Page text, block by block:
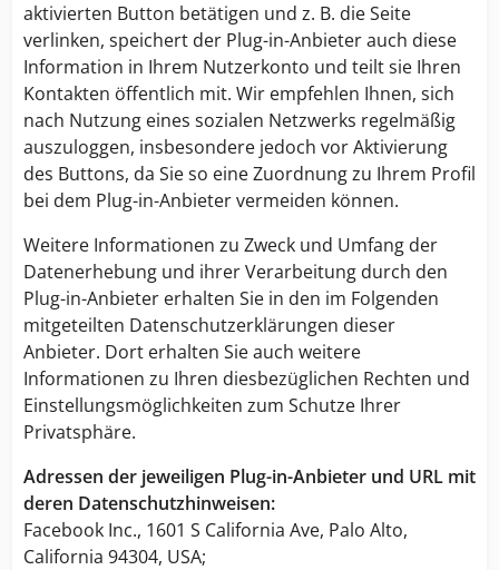
aktivierten Button betätigen und z. B. die Seite
verlinken, speichert der Plug-in-Anbieter auch diese
Information in Ihrem Nutzerkonto und teilt sie Ihren
Kontakten öffentlich mit. Wir empfehlen Ihnen, sich
nach Nutzung eines sozialen Netzwerks regelmäßig
auszuloggen, insbesondere jedoch vor Aktivierung
des Buttons, da Sie so eine Zuordnung zu Ihrem Profil
bei dem Plug-in-Anbieter vermeiden können.
Weitere Informationen zu Zweck und Umfang der
Datenerhebung und ihrer Verarbeitung durch den
Plug-in-Anbieter erhalten Sie in den im Folgenden
mitgeteilten Datenschutzerklärungen dieser
Anbieter. Dort erhalten Sie auch weitere
Informationen zu Ihren diesbezüglichen Rechten und
Einstellungsmöglichkeiten zum Schutze Ihrer
Privatsphäre.
Adressen der jeweiligen Plug-in-Anbieter und URL mit
deren Datenschutzhinweisen:
Facebook Inc., 1601 S California Ave, Palo Alto,
California 94304, USA;